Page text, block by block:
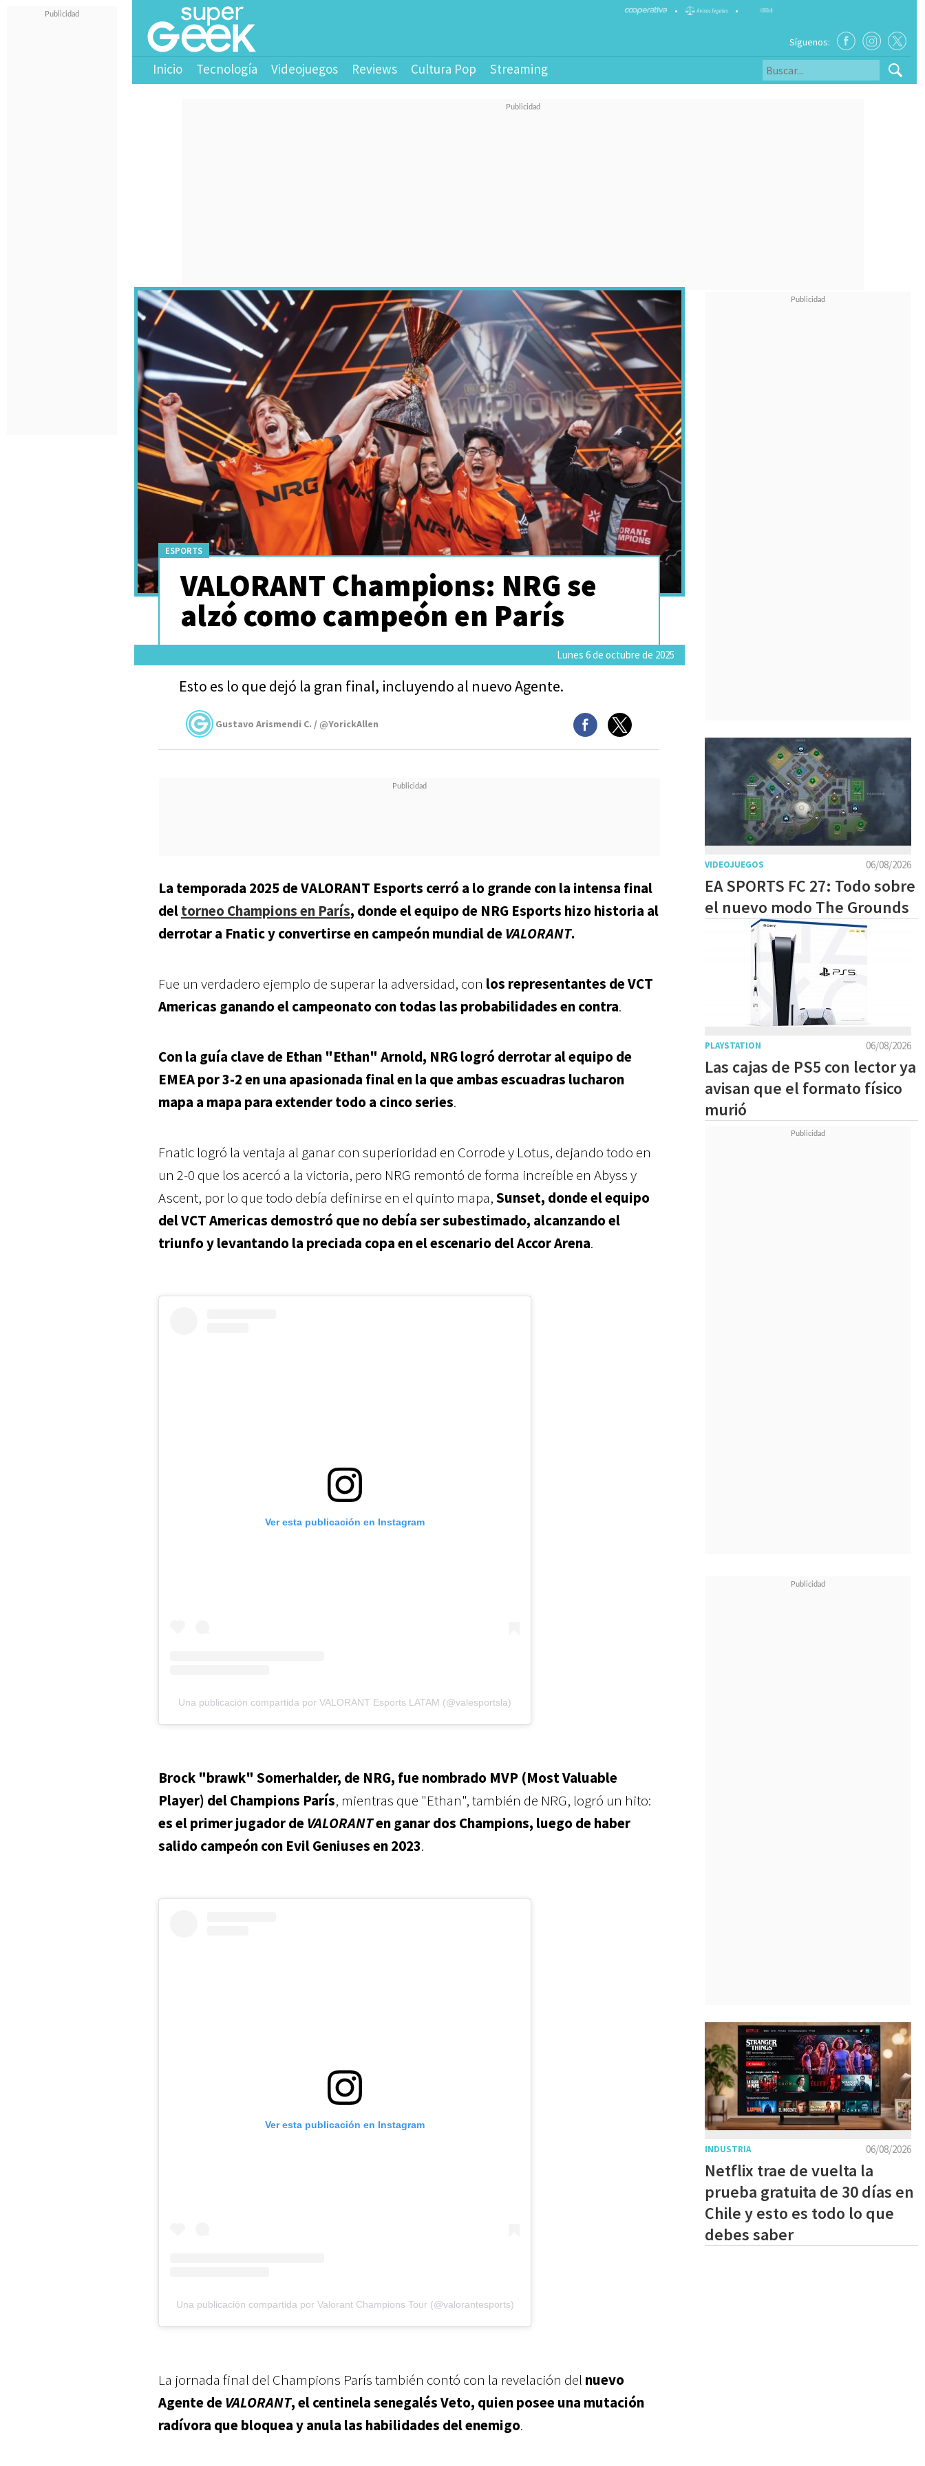
• •
Síguenos:
Inicio Tecnología Videojuegos Reviews Cultura Pop Streaming
ESPORTS
VALORANT Champions: NRG se
alzó como campeón en París
Lunes 6 de octubre de 2025
Esto es lo que dejó la gran final, incluyendo al nuevo Agente.
Gustavo Arismendi C. / @YorickAllen
La temporada 2025 de VALORANT Esports cerró a lo grande con la intensa final
deltorneo Champions en París, donde el equipo de NRG Esports hizo historia al
derrotar a Fnatic y convertirse en campeón mundial deVALORANT.
Fue un verdadero ejemplo de superar la adversidad, con los representantes de VCT
Americas ganando el campeonato con todas las probabilidades en contra.
Con la guía clave de Ethan "Ethan" Arnold, NRG logró derrotar al equipo de
EMEA por 3-2 en una apasionada final en la que ambas escuadras lucharon
mapa a mapa para extender todo a cinco series.
Fnatic logró la ventaja al ganar con superioridad en Corrode y Lotus, dejando todo en
un 2-0 que los acercó a la victoria, pero NRG remontó de forma increíble en Abyss y
Ascent, por lo que todo debía definirse en el quinto mapa,Sunset, donde el equipo
del VCT Americas demostró que no debía ser subestimado, alcanzando el
triunfo y levantando la preciada copa en el escenario del Accor Arena.
Ver esta publicación en Instagram
Una publicación compartida por VALORANT Esports LATAM (@valesportsla)
Brock "brawk" Somerhalder, de NRG, fue nombrado MVP (Most Valuable
Player) del Champions París, mientras que "Ethan", también de NRG, logró un hito:
es el primer jugador deVALORANTen ganar dos Champions, luego de haber
salido campeón con Evil Geniuses en 2023.
Ver esta publicación en Instagram
Una publicación compartida por Valorant Champions Tour (@valorantesports)
La jornada final del Champions París también contó con la revelación del nuevo
Agente deVALORANT, el centinela senegalés Veto, quien posee una mutación
radívora que bloquea y anula las habilidades del enemigo.
06/08/2026
VIDEOJUEGOS
EA SPORTS FC 27: Todo sobre
el nuevo modo The Grounds
06/08/2026
PLAYSTATION
Las cajas de PS5 con lector ya
avisan que el formato físico
murió
06/08/2026
INDUSTRIA
Netflix trae de vuelta la
prueba gratuita de 30 días en
Chile y esto es todo lo que
debes saber